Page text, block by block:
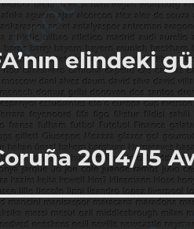
elindeki
2014/15